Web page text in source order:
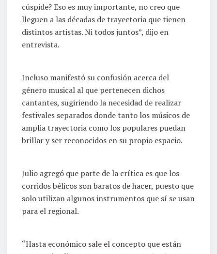
cúspide? Eso es muy importante, no creo que
lleguen a las décadas de trayectoria que tienen
distintos artistas. Ni todos juntos”, dijo en
entrevista.
Incluso manifestó su confusión acerca del
género musical al que pertenecen dichos
cantantes, sugiriendo la necesidad de realizar
festivales separados donde tanto los músicos de
amplia trayectoria como los populares puedan
brillar y ser reconocidos en su propio espacio.
Julio agregó que parte de la crítica es que los
corridos bélicos son baratos de hacer, puesto que
solo utilizan algunos instrumentos que sí se usan
para el regional.
“Hasta económico sale el concepto que están